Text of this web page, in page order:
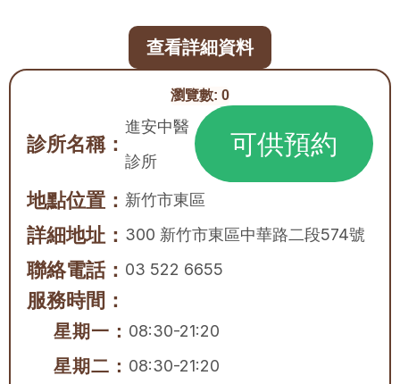
瀏覽數: 0
診所名稱：
進安中醫
診所
可供預約
地點位置： 新竹市東區
詳細地址： 300 新竹市東區中華路二段574號
聯絡電話： 03 522 6655
服務時間：
星期一： 08:30-21:20
星期二： 08:30-21:20
查看詳細資料